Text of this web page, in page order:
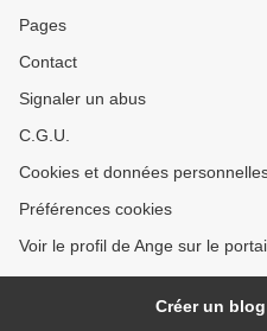
Pages
Contact
Signaler un abus
C.G.U.
Cookies et données
Préférences cookies
Voir le profil de Ange sur le
Créer un